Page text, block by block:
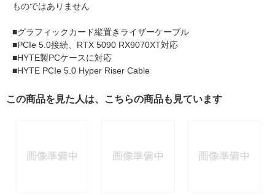
ものではありません
■グラフィックカード縦置きライザーケーブル
■PCIe 5.0接続、RTX 5090 RX9070XT対応
■HYTE製PCケースに対応
■HYTE PCIe 5.0 Hyper Riser Cable
この商品を見た人は、こちらの商品も見ています